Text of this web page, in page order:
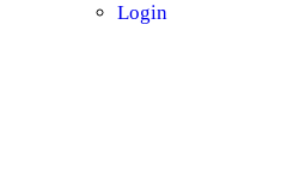
Login